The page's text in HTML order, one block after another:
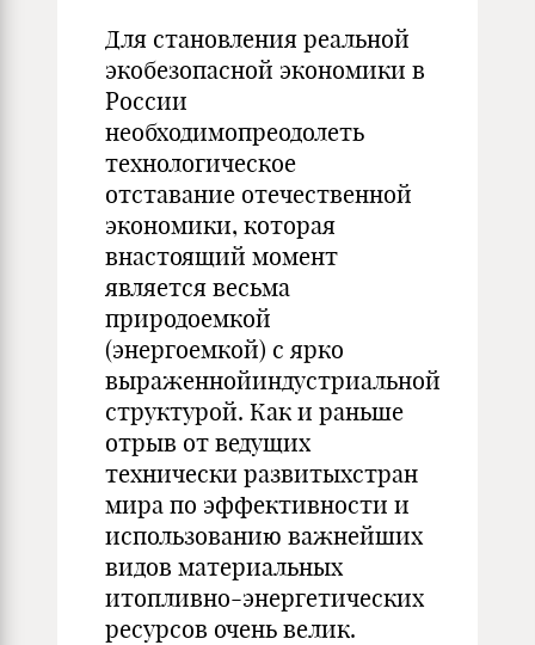
Для становления реальной
экобезопасной экономики в
России
необходимопреодолеть
технологическое
отставание отечественной
экономики, которая
внастоящий момент
является весьма
природоемкой
(энергоемкой) с ярко
выраженнойиндустриальной
структурой. Как и раньше
отрыв от ведущих
технически развитыхстран
мира по эффективности и
использованию важнейших
видов материальных
итопливно-энергетических
ресурсов очень велик.